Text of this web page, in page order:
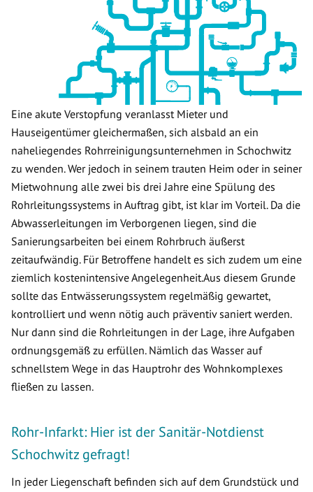
Eine akute Verstopfung veranlasst Mieter und
Hauseigentümer gleichermaßen, sich alsbald an ein
naheliegendes Rohrreinigungsunternehmen in Schochwitz
zu wenden. Wer jedoch in seinem trauten Heim oder in seiner
Mietwohnung alle zwei bis drei Jahre eine Spülung des
Rohrleitungssystems in Auftrag gibt, ist klar im Vorteil. Da die
Abwasserleitungen im Verborgenen liegen, sind die
Sanierungsarbeiten bei einem Rohrbruch äußerst
zeitaufwändig. Für Betroffene handelt es sich zudem um eine
ziemlich kostenintensive Angelegenheit.Aus diesem Grunde
sollte das Entwässerungssystem regelmäßig gewartet,
kontrolliert und wenn nötig auch präventiv saniert werden.
Nur dann sind die Rohrleitungen in der Lage, ihre Aufgaben
ordnungsgemäß zu erfüllen. Nämlich das Wasser auf
schnellstem Wege in das Hauptrohr des Wohnkomplexes
fließen zu lassen.
Rohr-Infarkt: Hier ist der Sanitär-Notdienst
Schochwitz gefragt!
In jeder Liegenschaft befinden sich auf dem Grundstück und